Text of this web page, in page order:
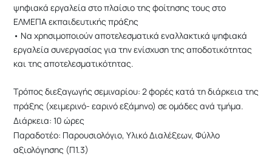
ψηφιακά εργαλεία στο πλαίσιο της φοίτησης τους στο
ΕΛΜΕΠΑ εκπαιδευτικής πράξης
• Να χρησιμοποιούν αποτελεσματικά εναλλακτικά ψηφιακά
εργαλεία συνεργασίας για την ενίσχυση της αποδοτικότητας
και της αποτελεσματικότητας.
Τρόπος διεξαγωγής σεμιναρίου: 2 φορές κατά τη διάρκεια της
πράξης (χειμερινό- εαρινό εξάμηνο) σε ομάδες ανά τμήμα.
Διάρκεια: 10 ώρες
Παραδοτέο: Παρουσιολόγιο, Υλικό Διαλέξεων, Φύλλο
αξιολόγησης (Π1.3)